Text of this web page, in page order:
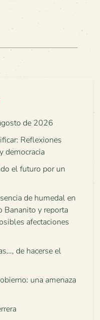
de 2026
Reflexiones
democracia
el futuro por un
de humedal en
Bananito y reporta
afectaciones
de hacerse el
una amenaza